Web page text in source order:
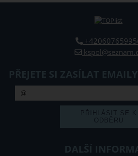
PŘEJETE SI ZASÍLAT
DALŠÍ